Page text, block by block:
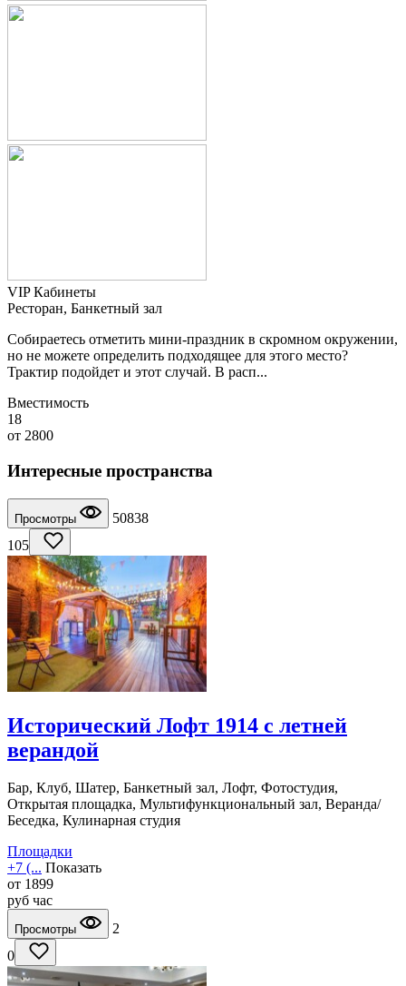
VIP Кабинеты
Ресторан, Банкетный зал
Собираетесь отметить мини-праздник в скромном окружении,
но не можете определить подходящее для этого место?
Трактир подойдет и этот случай. В расп...
Вместимость
18
от 2800
Интересные пространства
Просмотры
50838
105
Исторический Лофт 1914 с летней
верандой
Бар, Клуб, Шатер, Банкетный зал, Лофт, Фотостудия,
Открытая площадка, Мультифункциональный зал, Веранда/
Беседка, Кулинарная студия
Площадки
+7 (... Показать
от 1899
руб час
Просмотры
2
0